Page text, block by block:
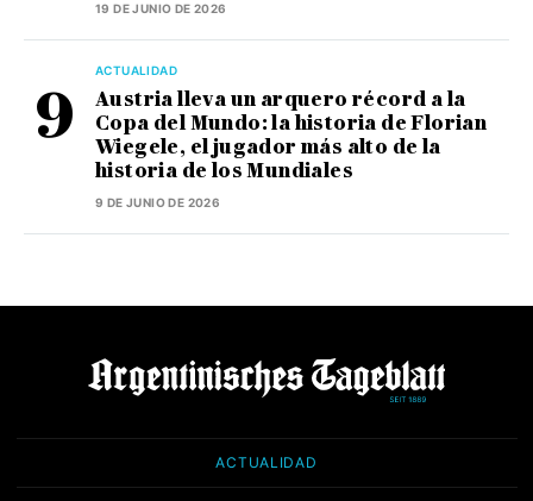
19 DE JUNIO DE 2026
ACTUALIDAD
Austria lleva un arquero récord a la
Copa del Mundo: la historia de Florian
Wiegele, el jugador más alto de la
historia de los Mundiales
9 DE JUNIO DE 2026
ACTUALIDAD